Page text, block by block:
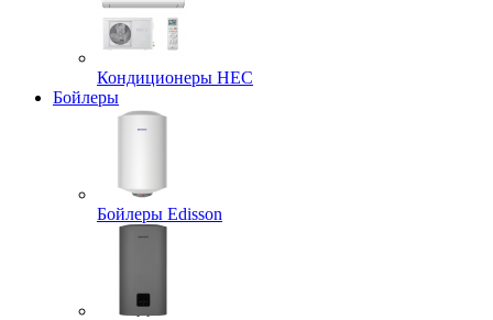
Кондиционеры HEC
Бойлеры
Бойлеры Edisson